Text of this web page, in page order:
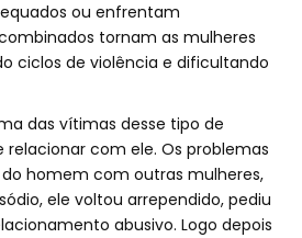
ou enfrentam
tornam as mulheres
ciclos de violência e dificultando
das vítimas desse tipo de
com ele. Os problemas
homem com outras mulheres,
ele voltou arrependido, pediu
abusivo. Logo depois